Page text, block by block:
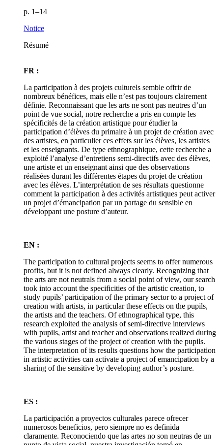
p. 1–14
Notice
Résumé
FR :
La participation à des projets culturels semble offrir de
nombreux bénéfices, mais elle n’est pas toujours clairement
définie. Reconnaissant que les arts ne sont pas neutres d’un
point de vue social, notre recherche a pris en compte les
spécificités de la création artistique pour étudier la
participation d’élèves du primaire à un projet de création avec
des artistes, en particulier ces effets sur les élèves, les artistes
et les enseignants. De type ethnographique, cette recherche a
exploité l’analyse d’entretiens semi-directifs avec des élèves,
une artiste et un enseignant ainsi que des observations
réalisées durant les différentes étapes du projet de création
avec les élèves. L’interprétation de ses résultats questionne
comment la participation à des activités artistiques peut activer
un projet d’émancipation par un partage du sensible en
développant une posture d’auteur.
EN :
The participation to cultural projects seems to offer numerous
profits, but it is not defined always clearly. Recognizing that
the arts are not neutrals from a social point of view, our search
took into account the specificities of the artistic creation, to
study pupils’ participation of the primary sector to a project of
creation with artists, in particular these effects on the pupils,
the artists and the teachers. Of ethnographical type, this
research exploited the analysis of semi-directive interviews
with pupils, artist and teacher and observations realized during
the various stages of the project of creation with the pupils.
The interpretation of its results questions how the participation
in artistic activities can activate a project of emancipation by a
sharing of the sensitive by developing author’s posture.
ES :
La participación a proyectos culturales parece ofrecer
numerosos beneficios, pero siempre no es definida
claramente. Reconociendo que las artes no son neutras de un